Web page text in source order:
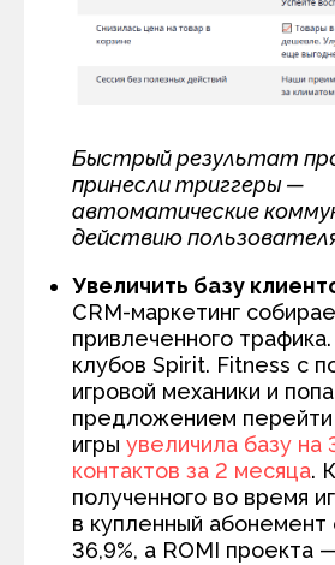
Быстрый результат
принесли триггеры —
автоматические
действию пользовател
Увеличить базу
CRM-маркетинг
привлеченного
клубов Spirit. Fitness с
игровой механики и
предложением перейти
игры увеличила базу на
контактов за 2 месяца.
полученного во время
в купленный абонемент
36,9%, а ROMI проекта